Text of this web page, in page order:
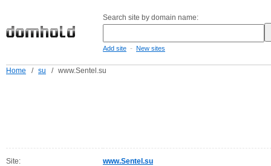
Search site by domain name:
Add site - New sites
Home / su / www.Sentel.su
Site: www.Sentel.su